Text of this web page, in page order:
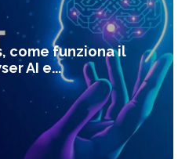
come funziona il
AI e...